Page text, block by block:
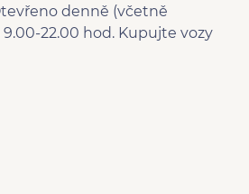
denně (včetně
22.00 hod. Kupujte vozy